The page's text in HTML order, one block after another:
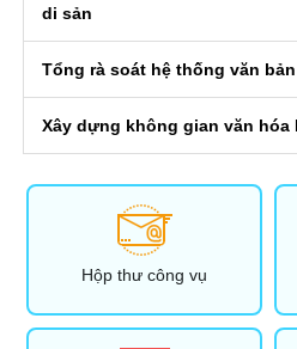
di sản
Tổng rà soát hệ thống văn
Xây dựng không gian văn hóa
Hộp thư công vụ